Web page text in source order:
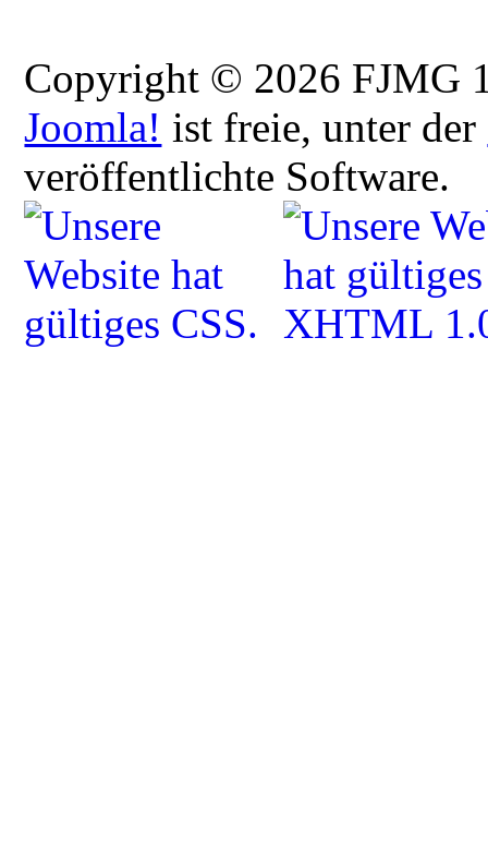
Copyright © 2026 FJMG
Joomla! ist freie, unter der
veröffentlichte Software.